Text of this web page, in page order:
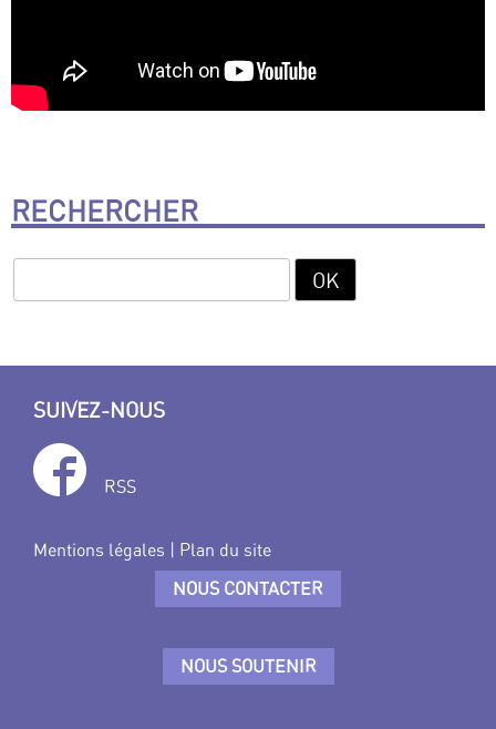
RECHERCHER
SUIVEZ-NOUS
RSS
Mentions légales | Plan du site
NOUS CONTACTER
NOUS SOUTENIR